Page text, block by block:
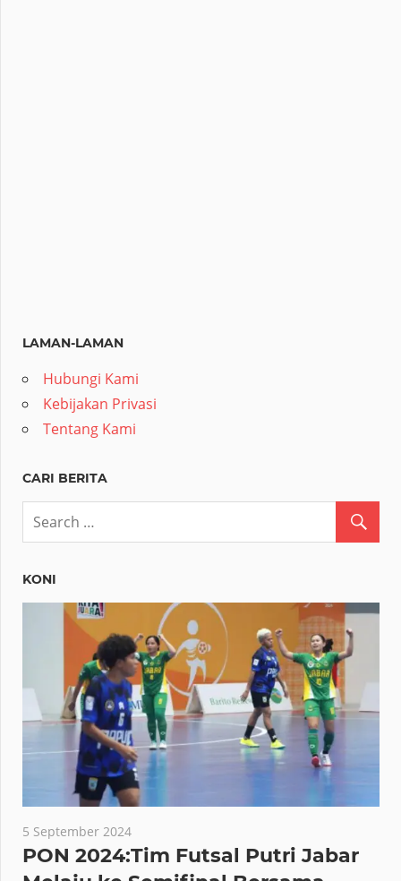
LAMAN-LAMAN
Hubungi Kami
Kebijakan Privasi
Tentang Kami
CARI BERITA
KONI
5 September 2024
PON 2024:Tim Futsal Putri Jabar